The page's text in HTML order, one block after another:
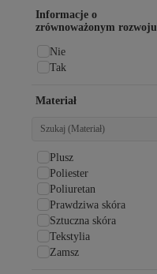
Informacje o
zrównoważonym rozwoju
Nie
Tak
Materiał
Plusz
Poliester
Poliuretan
Prawdziwa skóra
Sztuczna skóra
Tekstylia
Zamsz